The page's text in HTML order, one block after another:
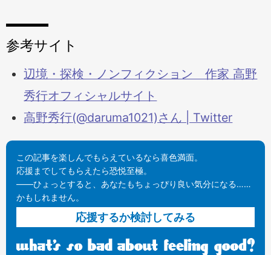
参考サイト
辺境・探検・ノンフィクション 作家 高野
秀行オフィシャルサイト
高野秀行(@daruma1021)さん | Twitter
この記事を楽しんでもらえているなら喜色満面。
応援までしてもらえたら恐悦至極。
——ひょっとすると、あなたもちょっぴり良い気分になる……
かもしれません。
応援するか検討してみる